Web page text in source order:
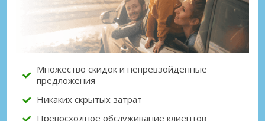
Получите доступ к эксклюзивным
предложениям партнёров
Войти с помощью eLink
Множество скидок и непревзойденные
предложения
Никаких скрытых затрат
Превосходное обслуживание клиентов